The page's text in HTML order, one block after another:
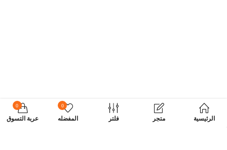
الرئيسية متجر فلتر
0
المفضله
0
عربة التسوق